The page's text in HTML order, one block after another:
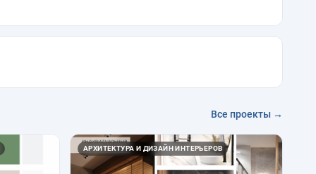
Все проекты →
АРХИТЕКТУРА И ДИЗАЙН ИНТЕРЬЕРОВ